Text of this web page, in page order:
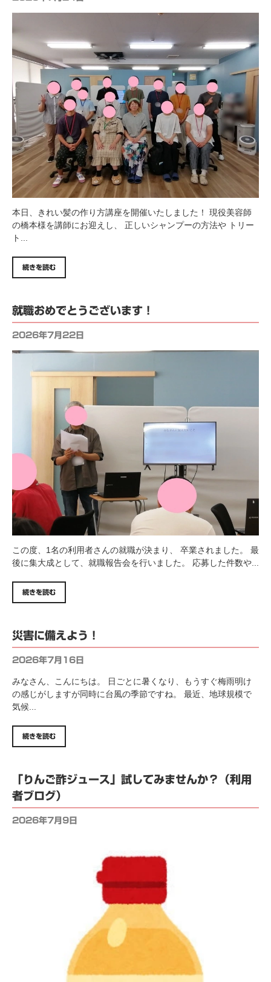
本日、きれい髪の作り方講座を開催いたしました！ 現役美容師
の橋本様を講師にお迎えし、 正しいシャンプーの方法や トリー
ト...
続きを読む
就職おめでとうございます！
2026年7月22日
この度、1名の利用者さんの就職が決まり、 卒業されました。 最
後に集大成として、就職報告会を行いました。 応募した件数や...
続きを読む
災害に備えよう！
2026年7月16日
みなさん、こんにちは。 日ごとに暑くなり、もうすぐ梅雨明け
の感じがしますが同時に台風の季節ですね。 最近、地球規模で
気候...
続きを読む
「りんご酢ジュース」試してみませんか？（利用
者ブログ）
2026年7月9日